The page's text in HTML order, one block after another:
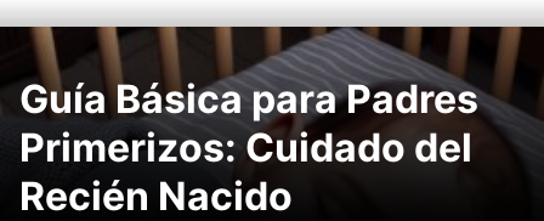
Guía Básica para Padres
Primerizos: Cuidado del
Recién Nacido